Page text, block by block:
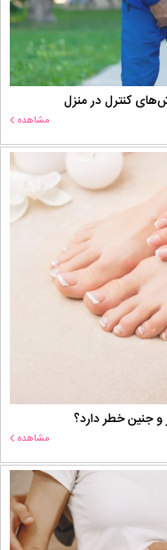
کنترل در منزل
مشاهده
و جنین خطر دارد؟
مشاهده